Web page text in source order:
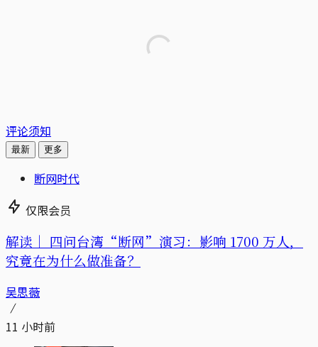
评论须知
最新 更多
断网时代
仅限会员
解读｜ 四问台湾“断网”演习：影响 1700 万人，
究竟在为什么做准备？
吴思薇
11 小时前